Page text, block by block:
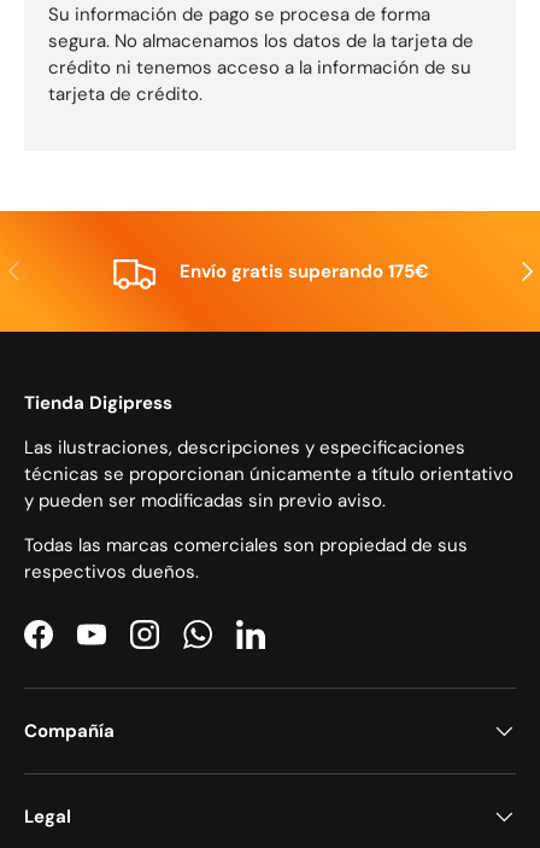
Su información de pago se procesa de forma
segura. No almacenamos los datos de la tarjeta de
crédito ni tenemos acceso a la información de su
tarjeta de crédito.
Anterior Envío gratis superando 175€
Tienda Digipress
Las ilustraciones, descripciones y especificaciones
técnicas se proporcionan únicamente a título orientativo
y pueden ser modificadas sin previo aviso.
Todas las marcas comerciales son propiedad de sus
respectivos dueños.
FacebookYouTubeInstagramWhatsAppLinkedIn
Compañía
Legal